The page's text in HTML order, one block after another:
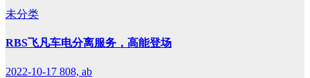
未分类
RBS飞凡车电分离服务，高能登场
2022-10-17 808, ab